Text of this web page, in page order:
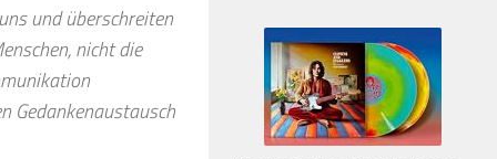
und überschreiten
nicht die
Gedankenaustausch